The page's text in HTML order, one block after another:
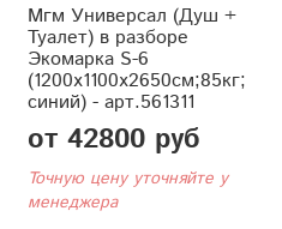
Мгм Универсал (Душ +
Туалет) в разборе
Экомарка S-6
(1200x1100x2650см;85кг;
синий) - арт.561311
от 42800 руб
Точную цену уточняйте у
менеджера